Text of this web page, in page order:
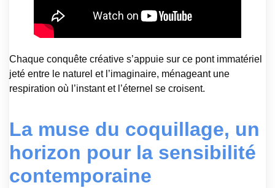
Chaque conquête créative s’appuie sur ce pont immatériel
jeté entre le naturel et l’imaginaire, ménageant une
respiration où l’instant et l’éternel se croisent.
La muse du coquillage, un
horizon pour la sensibilité
contemporaine